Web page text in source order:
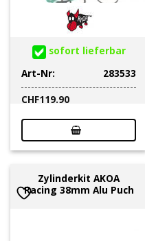
sofort lieferbar
Art-Nr:
283533
CHF119.90
Zylinderkit AKOA
Racing 38mm Alu Puch